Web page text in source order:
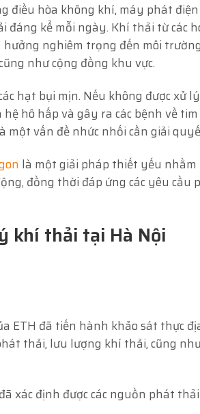
điều hòa không khí, máy phát
đáng kể mỗi ngày. Khí thải từ các
nghiêm trọng đến môi
như cộng đồng khu vực.
hạt bụi mịn. Nếu không được xử
hô hấp và gây ra các bệnh về tim
một vấn đề nhức nhối cần giải
là một giải pháp thiết yếu nhằm
đồng thời đáp ứng các yêu cầu
khí thải tại Hà Nội
ETH đã tiến hành khảo sát thực
thải, lưu lượng khí thải, cũng
xác định được các nguồn phát